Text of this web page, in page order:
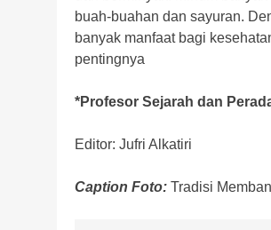
buah-buahan dan sayuran.
banyak manfaat bagi
pentingnya
*Profesor Sejarah dan
Editor: Jufri Alkatiri
Caption Foto: Tradisi